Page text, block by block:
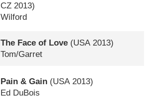
CZ 2013)
Wilford
The Face of Love (USA2013)
Tom/​Garret
Pain & Gain (USA2013)
Ed DuBois